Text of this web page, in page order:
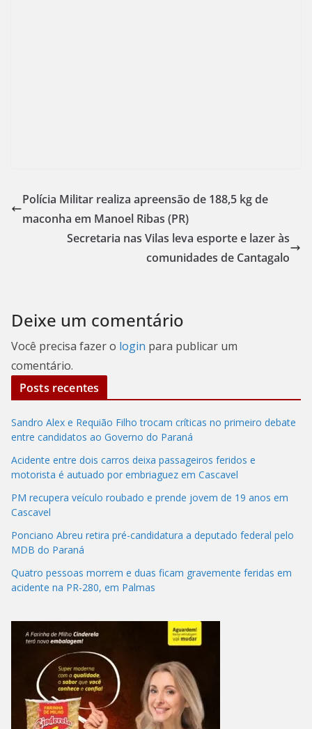
Polícia Militar realiza apreensão de 188,5 kg de
maconha em Manoel Ribas (PR)
Secretaria nas Vilas leva esporte e lazer às
comunidades de Cantagalo
Deixe um comentário
Você precisa fazer o login para publicar um
comentário.
Posts recentes
Sandro Alex e Requião Filho trocam críticas no primeiro debate
entre candidatos ao Governo do Paraná
Acidente entre dois carros deixa passageiros feridos e
motorista é autuado por embriaguez em Cascavel
PM recupera veículo roubado e prende jovem de 19 anos em
Cascavel
Ponciano Abreu retira pré-candidatura a deputado federal pelo
MDB do Paraná
Quatro pessoas morrem e duas ficam gravemente feridas em
acidente na PR-280, em Palmas